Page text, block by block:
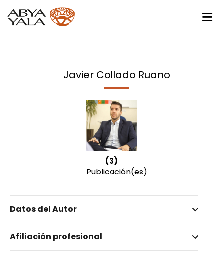
Javier Collado Ruano
(3)
Publicación(es)
Datos del Autor
Collado Ruano, Javier
Afiliación profesional